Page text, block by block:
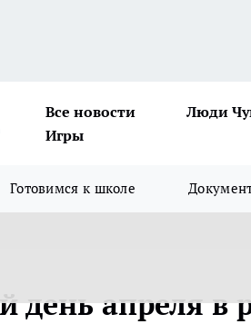
Все новости Люди
Игры
Готовимся к школе
день апреля в